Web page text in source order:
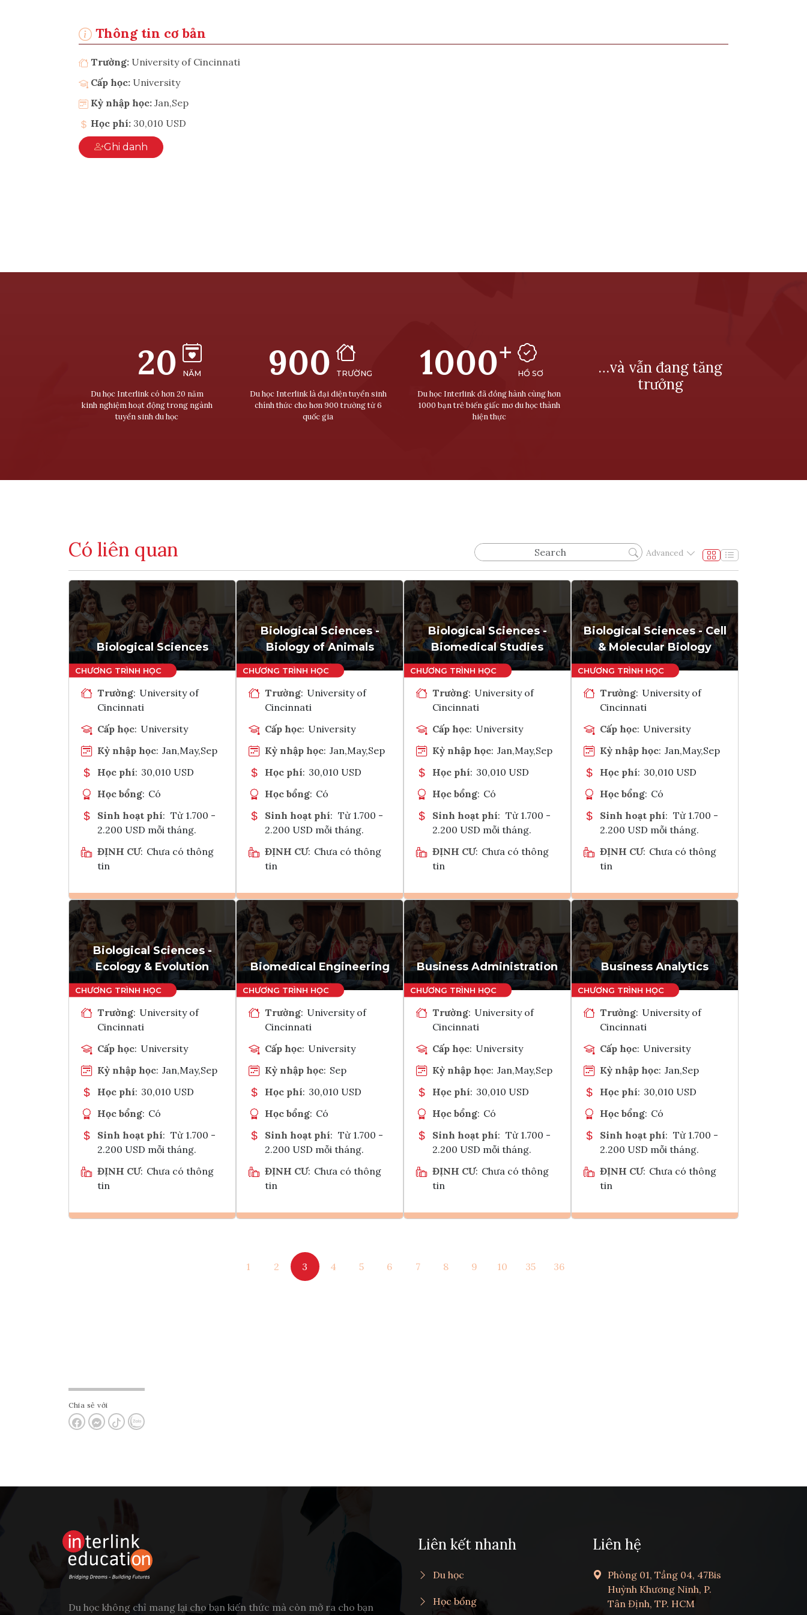
Thông tin cơ bản
Trường: University of Cincinnati
Cấp học: University
Kỳ nhập học: Jan,Sep
Học phí: 30,010 USD
Ghi danh
20 NĂM
Du học Interlink có hơn 20 năm
kinh nghiệm hoạt động trong ngành
tuyển sinh du học
900 TRƯỜNG
Du học Interlink là đại diện tuyển sinh
chính thức cho hơn 900 trường từ 6
quốc gia
1000+
HỒ SƠ
Du học Interlink đã đồng hành cùng hơn
1000 bạn trẻ biến giấc mơ du học thành
hiện thực
…và vẫn đang tăng
trưởng
Có liên quan Advanced
Biological Sciences
Trường: University of
Cincinnati
Cấp học: University
Kỳ nhập học: Jan,May,Sep
Học phí: 30,010 USD
Học bổng: Có
Sinh hoạt phí: Từ 1.700 -
2.200 USD mỗi tháng.
ĐỊNH CƯ: Chưa có thông
tin
Ghi danh
Tham vấn Interlink
Biological Sciences -
Biology of Animals
Trường: University of
Cincinnati
Cấp học: University
Kỳ nhập học: Jan,May,Sep
Học phí: 30,010 USD
Học bổng: Có
Sinh hoạt phí: Từ 1.700 -
2.200 USD mỗi tháng.
ĐỊNH CƯ: Chưa có thông
tin
Ghi danh
Tham vấn Interlink
Biological Sciences -
Biomedical Studies
Trường: University of
Cincinnati
Cấp học: University
Kỳ nhập học: Jan,May,Sep
Học phí: 30,010 USD
Học bổng: Có
Sinh hoạt phí: Từ 1.700 -
2.200 USD mỗi tháng.
ĐỊNH CƯ: Chưa có thông
tin
Ghi danh
Tham vấn Interlink
Biological Sciences - Cell
& Molecular Biology
Trường: University of
Cincinnati
Cấp học: University
Kỳ nhập học: Jan,May,Sep
Học phí: 30,010 USD
Học bổng: Có
Sinh hoạt phí: Từ 1.700 -
2.200 USD mỗi tháng.
ĐỊNH CƯ: Chưa có thông
tin
Ghi danh
Tham vấn Interlink
Biological Sciences -
Ecology & Evolution
Trường: University of
Cincinnati
Cấp học: University
Kỳ nhập học: Jan,May,Sep
Học phí: 30,010 USD
Học bổng: Có
Sinh hoạt phí: Từ 1.700 -
2.200 USD mỗi tháng.
ĐỊNH CƯ: Chưa có thông
tin
Biomedical Engineering
Trường: University of
Cincinnati
Cấp học: University
Kỳ nhập học: Sep
Học phí: 30,010 USD
Học bổng: Có
Sinh hoạt phí: Từ 1.700 -
2.200 USD mỗi tháng.
ĐỊNH CƯ: Chưa có thông
tin
Tham vấn Interlink
Business Administration
Trường: University of
Cincinnati
Cấp học: University
Kỳ nhập học: Jan,May,Sep
Học phí: 30,010 USD
Học bổng: Có
Sinh hoạt phí: Từ 1.700 -
2.200 USD mỗi tháng.
ĐỊNH CƯ: Chưa có thông
tin
Tham vấn Interlink
Business Analytics
Trường: University of
Cincinnati
Cấp học: University
Kỳ nhập học: Jan,Sep
Học phí: 30,010 USD
Học bổng: Có
Sinh hoạt phí: Từ 1.700 -
2.200 USD mỗi tháng.
ĐỊNH CƯ: Chưa có thông
tin
1 2 3 4 5 6 7 8 9 10 35 36
Chia sẻ với
Du học không chỉ mang lại cho bạn kiến thức mà còn mở ra cho bạn
Liên kết nhanh
Du học
Học bổng
Liên hệ
Phòng 01, Tầng 04, 47Bis
Huỳnh Khương Ninh, P.
Tân Định, TP. HCM